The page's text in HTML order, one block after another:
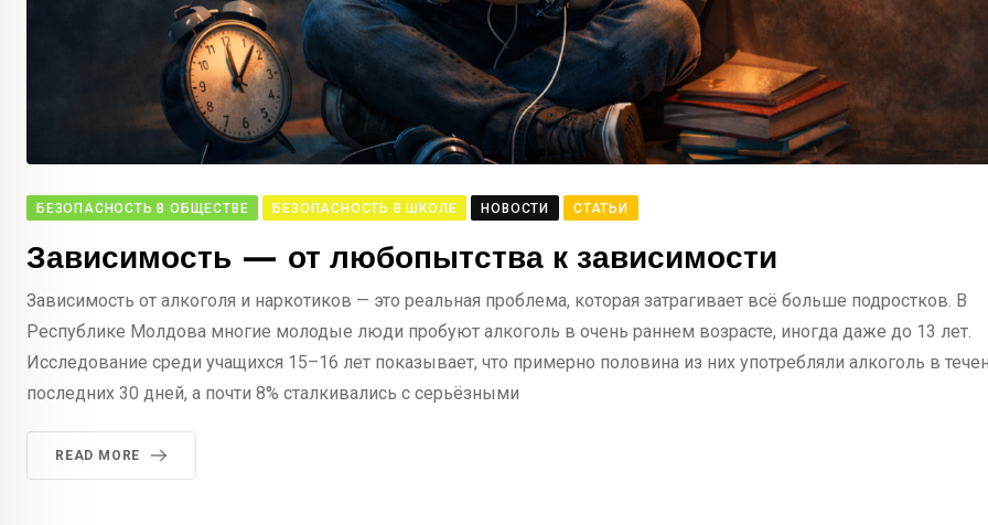
БЕЗОПАСНОСТЬ В ОБЩЕСТВЕ БЕЗОПАСНОСТЬ В ШКОЛЕ НОВОСТИ СТАТЬИ
Зависимость — от любопытства к зависимости
Зависимость от алкоголя и наркотиков — это реальная проблема, которая затрагивает всё больше подростков. В
Республике Молдова многие молодые люди пробуют алкоголь в очень раннем возрасте, иногда даже до 13 лет.
Исследование среди учащихся 15–16 лет показывает, что примерно половина из них употребляли алкоголь в
последних 30 дней, а почти 8% сталкивались с серьёзными
READ MORE